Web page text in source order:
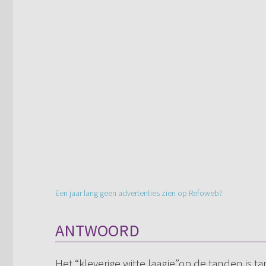
Een jaar lang geen advertenties zien op Refoweb?
ANTWOORD